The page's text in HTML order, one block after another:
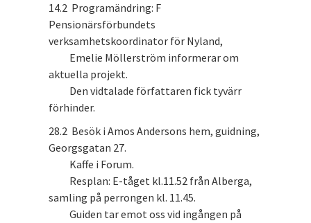
14.2 Programändring: F
Pensionärsförbundets
verksamhetskoordinator för Nyland,
Emelie Möllerström informerar om
aktuella projekt.
Den vidtalade författaren fick tyvärr
förhinder.
28.2 Besök i Amos Andersons hem, guidning,
Georgsgatan 27.
Kaffe i Forum.
Resplan: E-tåget kl.11.52 från Alberga,
samling på perrongen kl. 11.45.
Guiden tar emot oss vid ingången på